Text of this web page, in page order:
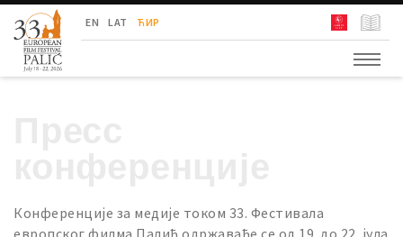
EN LAT ЋИР
Конференције за медије током 33. Фестивала
европског филма Палић одржаваће се од 19. до 22. јула